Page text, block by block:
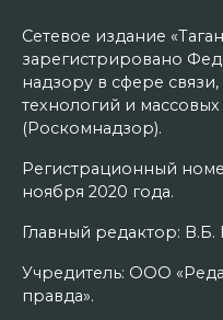
Сетевое издание
зарегистрировано
надзору в сфере
технологий и
(Роскомнадзор).
Регистрационный
ноября 2020 года.
Главный редактор: В.Б.
Учредитель: ООО
правда».